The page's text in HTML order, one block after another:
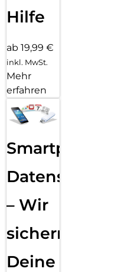
Hilfe
ab 19,99 €
inkl. MwSt.
Mehr
erfahren
Smartphone
Datensicherung
– Wir
sichern
Deine